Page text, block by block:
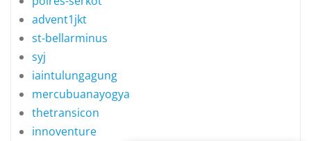
advent1jkt
st-bellarminus
syj
iaintulungagung
mercubuanayogya
thetransicon
innoventure